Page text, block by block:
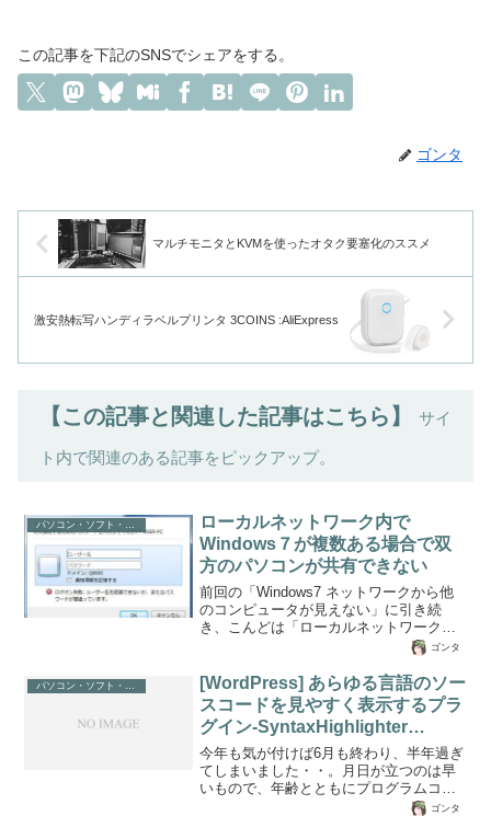
この記事を下記のSNSでシェアをする。
ゴンタ
マルチモニタとKVMを使ったオタク要塞化のススメ
激安熱転写ハンディラベルプリンタ 3COINS :AliExpress
【この記事と関連した記事はこちら】 サイ
ト内で関連のある記事をピックアップ。
ローカルネットワーク内で
Windows７が複数ある場合で双
方のパソコンが共有できない
前回の「Windows7 ネットワークから他
のコンピュータが見えない」に引き続
き、こんどは「ローカルネットワーク内
にWindows７が複数ある場合で双方のパ
ご紹介します。同じプライベートネット
ワーク内でWindows7(Vista含む)を複数台
ある環境で、お互いのコンピューターが
ネットワーク参照できなかったり、仮に
参照できてもWindowsセキュリティで下
記のようなネットワークパスワードを求
められ接続できない事があると思いま
す。Windows7に外付けHDDを取り付
ゴンタ
[WordPress] あらゆる言語のソー
スコードを見やすく表示するプラ
グイン-SyntaxHighlighter
Evolved
今年も気が付けば6月も終わり、半年過ぎ
てしまいました・・。月日が立つのは早
いもので、年齢とともにプログラムコー
ドも思うようにスラスラ書けなくなって
ゴンタ